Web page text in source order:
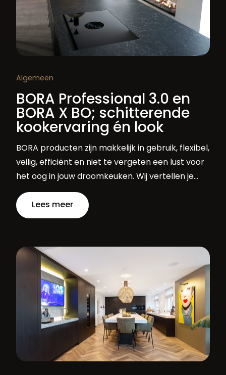
Algemeen
BORA Professional 3.0 en
BORA X BO; schitterende
kookervaring én look
BORA producten zijn makkelijk in gebruik, flexibel,
veilig, efficiënt en niet te vergeten een lust voor
het oog in jouw droomkeuken. Wij vertellen je
graag meer over BORA producten die een
verrijking zijn voor jouw droomkeuken op maat!
Lees meer